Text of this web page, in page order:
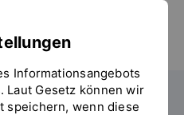
Informationsangebots
Laut Gesetz können wir
speichern, wenn diese